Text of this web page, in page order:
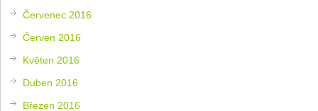
Červenec 2016
Červen 2016
Květen 2016
Duben 2016
Březen 2016